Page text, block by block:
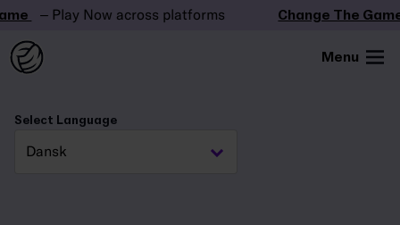
– Play Now across platforms Change The Game –
Menu
Select Language